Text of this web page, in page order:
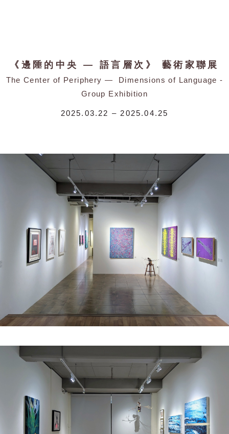
《邊陲的中央 — 語言層次》 藝術家聯展
The Center of Periphery — Dimensions of Language -
Group Exhibition
2025.03.22 – 2025.04.25